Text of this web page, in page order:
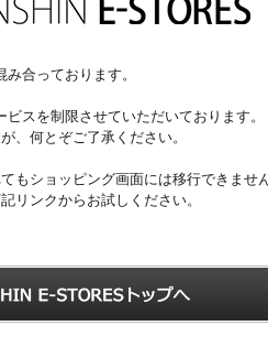
み合っております。
スを制限させていただいております。
、何とぞご了承ください。
もショッピング画面には移行できませ
リンクからお試しください。